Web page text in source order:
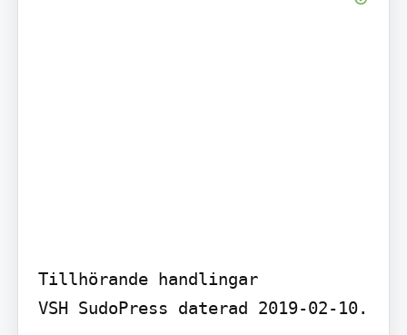
Tillhörande handlingar
VSH SudoPress daterad 2019-02-10.